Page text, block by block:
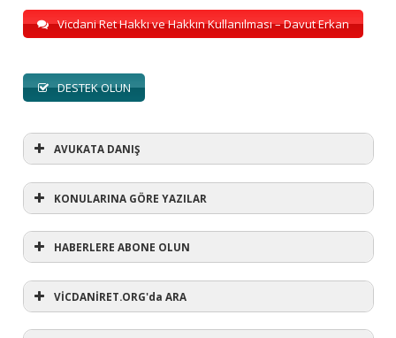
Vicdani Ret Hakkı ve Hakkın Kullanılması – Davut Erkan
DESTEK OLUN
AVUKATA DANIŞ
AVUKATA DANIŞ
KONULARINA GÖRE YAZILAR
KONULARINA GÖRE YAZILAR
HABERLERE ABONE OLUN
VİCDANİRET.ORG'da ARA